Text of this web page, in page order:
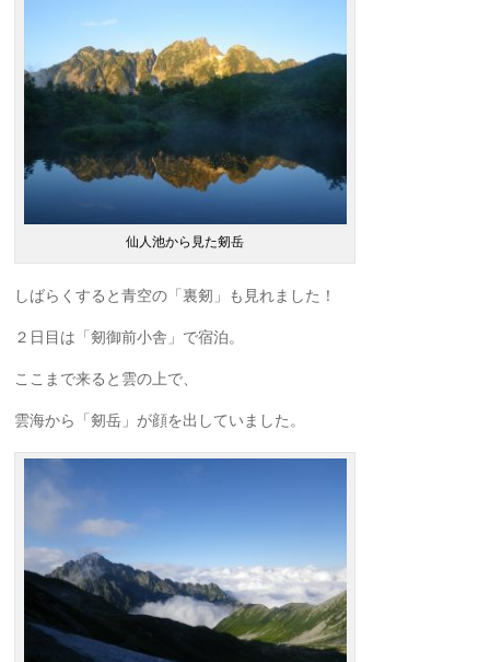
仙人池から見た剱岳
しばらくすると青空の「裏剱」も見れました！
２日目は「剱御前小舎」で宿泊。
ここまで来ると雲の上で、
雲海から「剱岳」が顔を出していました。